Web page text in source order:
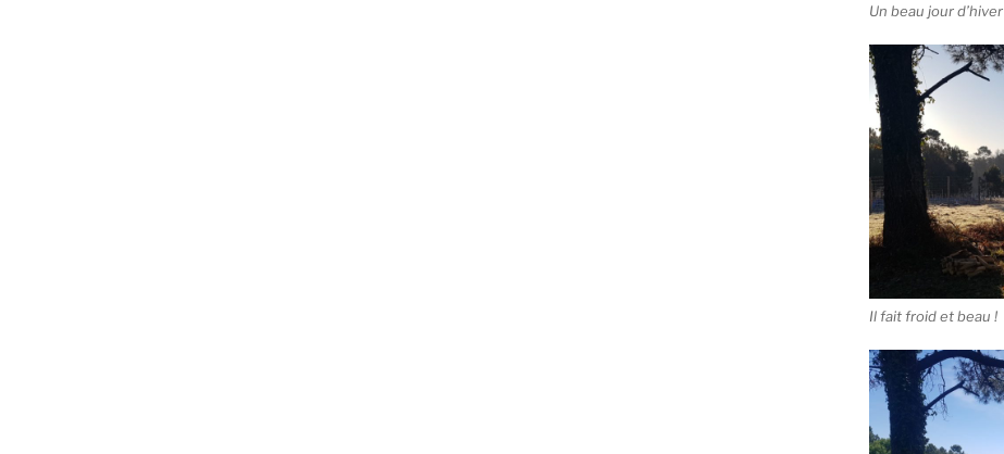
Un beau jour d’hiver
Il fait froid et beau !